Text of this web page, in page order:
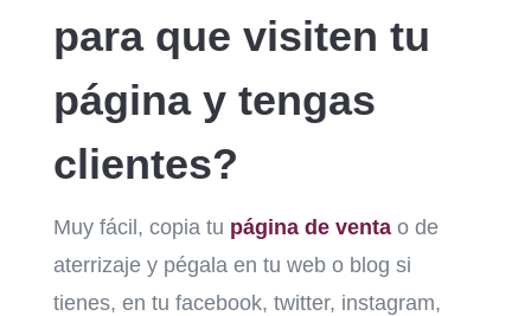
para que visiten tu
página y tengas
clientes?
Muy fácil, copia tu página de ventao de
aterrizaje y pégala en tu web o blog si
tienes, en tu facebook, twitter, instagram,